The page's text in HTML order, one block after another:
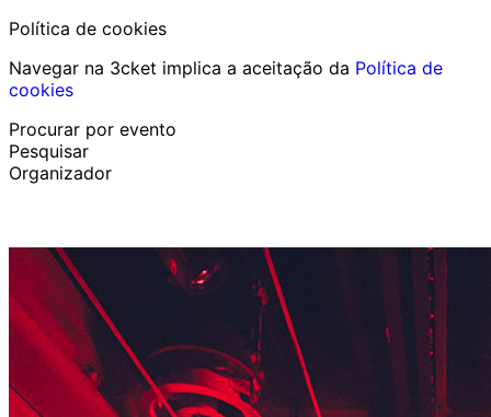
Política de cookies
Navegar na 3cket implica a aceitação da Política de
cookies
Procurar por evento
Pesquisar
Organizador
Português
Ajuda ao participante Perdi o meu bilhete
Login
Promover evento